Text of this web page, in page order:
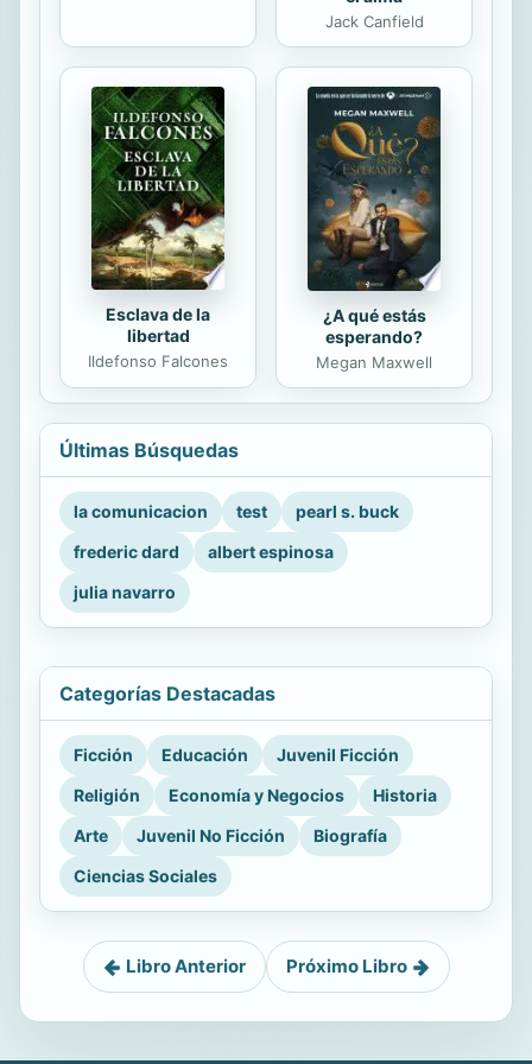
Jack Canfield
Esclava de la
libertad
Ildefonso Falcones
¿A qué estás
esperando?
Megan Maxwell
Últimas Búsquedas
la comunicacion test
pearl s. buck
frederic dard
albert espinosa
julia navarro
Categorías Destacadas
Ficción Educación
Juvenil Ficción
Religión
Economía y Negocios
Historia
Arte
Juvenil No Ficción
Biografía
Ciencias Sociales
Libro Anterior Próximo Libro